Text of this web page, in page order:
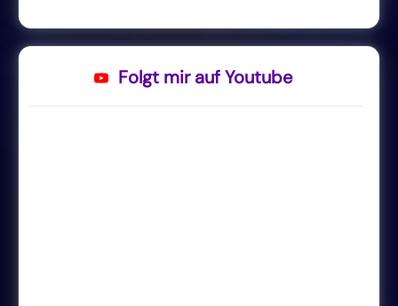
Folgt mir auf Youtube